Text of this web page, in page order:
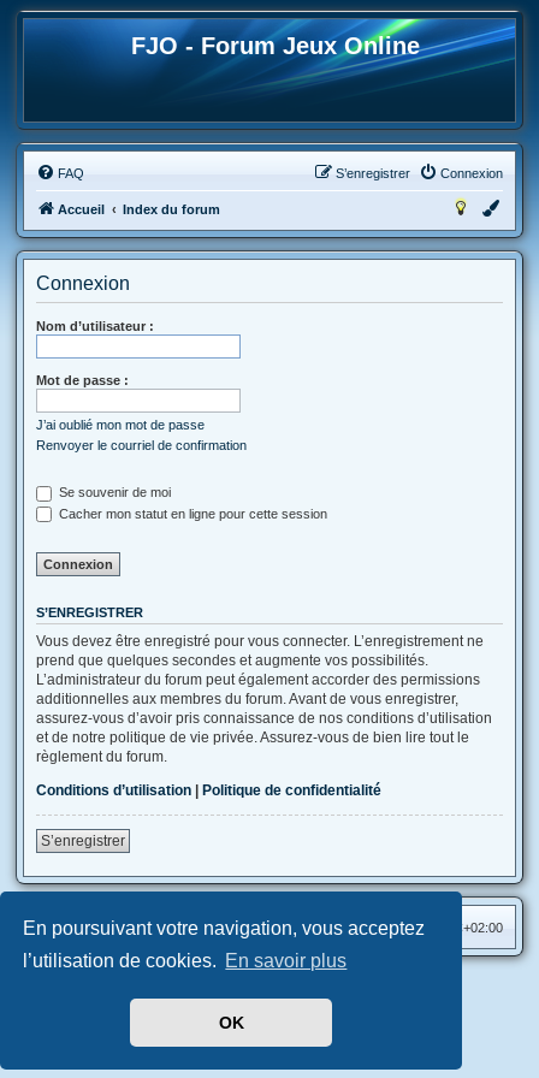
En poursuivant votre navigation, vous acceptez
l’utilisation de cookies. En savoir plus
OK
FJO - Forum Jeux Online
FAQ Connexion
S’enregistrer
Accueil Index du forum
Connexion
Nom d’utilisateur :
Mot de passe :
J’ai oublié mon mot de passe
Renvoyer le courriel de confirmation
Se souvenir de moi
Cacher mon statut en ligne pour cette session
S’ENREGISTRER
Vous devez être enregistré pour vous connecter. L’enregistrement ne
prend que quelques secondes et augmente vos possibilités.
L’administrateur du forum peut également accorder des permissions
additionnelles aux membres du forum. Avant de vous enregistrer,
assurez-vous d’avoir pris connaissance de nos conditions d’utilisation
et de notre politique de vie privée. Assurez-vous de bien lire tout le
règlement du forum.
Conditions d’utilisation | Politique de confidentialité
S’enregistrer
Accueil Index du forum Heures au format UTC+02:00